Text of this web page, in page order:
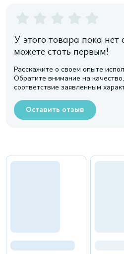
У этого товара пока нет
можете стать первым!
Расскажите о своем опыте
Обратите внимание на
соответствие заявленным
Оставить отзыв